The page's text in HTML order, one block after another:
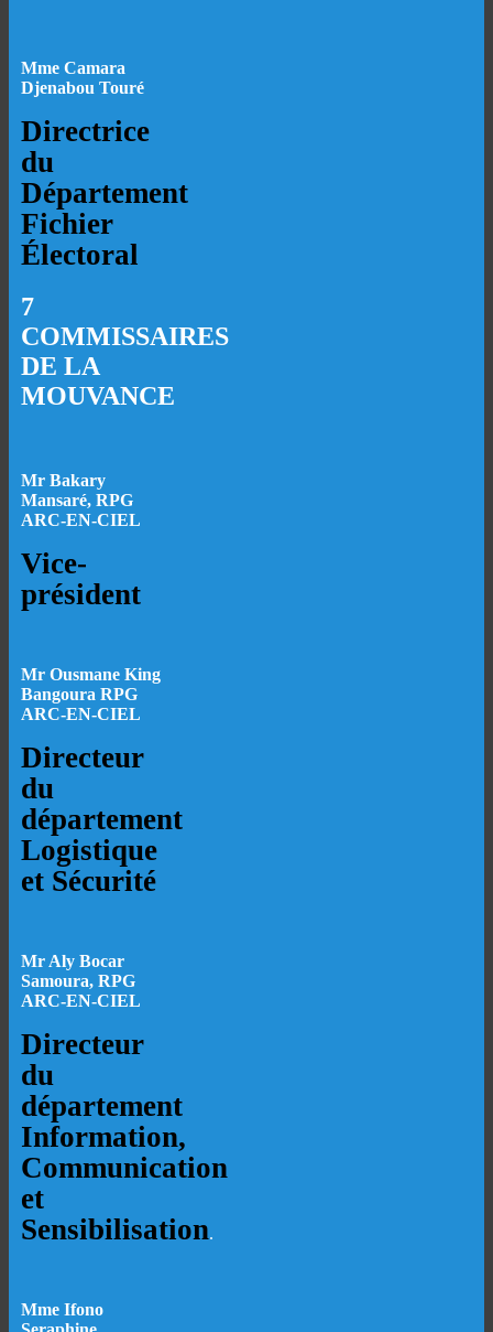
Mme Camara
Djenabou Touré
Directrice
du
Département
Fichier
Électoral
7
COMMISSAIRES
DE LA
MOUVANCE
Mr Bakary
Mansaré, RPG
ARC-EN-CIEL
Vice-
président
Mr Ousmane King
Bangoura RPG
ARC-EN-CIEL
Directeur
du
département
Logistique
et Sécurité
Mr Aly Bocar
Samoura, RPG
ARC-EN-CIEL
Directeur
du
département
Information,
Communication
et
Sensibilisation.
Mme Ifono